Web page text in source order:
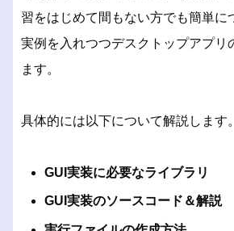
習をはじめて間もない方でも簡単に
実例を入れつつデスクトップアプリ
ます。
具体的には以下について解説します。
GUI実装に必要なライブラリ
GUI実装のソースコード＆解説